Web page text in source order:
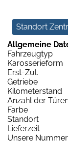
Standort
Allgemeine
Fahrzeugtyp
Karosserieform
Erst-Zul.
Getriebe
Kilometerstand
Anzahl der
Farbe
Standort
Lieferzeit
Unsere Nummer